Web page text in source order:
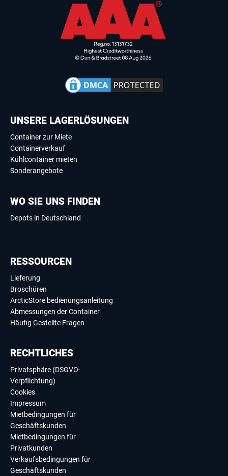
UNSERE LAGERLÖSUNGEN
Container zur Miete
Containerverkauf
Kühlcontainer mieten
Sonderangebote
WO SIE UNS FINDEN
Depots in Deutschland
RESSOURCEN
Lieferung
Broschüren
ArcticStore bedienungsanleitung
Abmessungen der Container
Häufig Gestellte Fragen
RECHTLICHES
Privatsphäre (DSGVO-
Verpflichtung)
Cookies
Impressum
Mietbedingungen für
Geschäftskunden
Mietbedingungen für
Privatkunden
Verkaufsbedingungen für
Geschäftskunden